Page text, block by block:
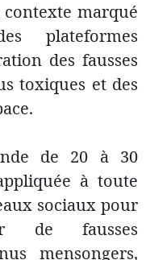
marqué
plateformes
des fausses
toxiques et des
de 20 à 30
à toute
sociaux pour
de fausses
mensongers,